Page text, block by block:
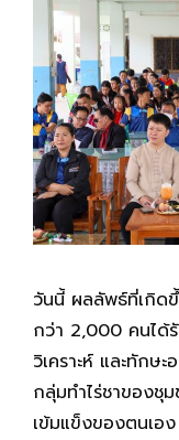
วันนี้ ผลลัพธ์ที่เกิด
กว่า 2,000 คนได้
วิเคราะห์ และทักษ
กลุ่มทำไร่ชาของชุ
เข้มแข็งของตนเอ